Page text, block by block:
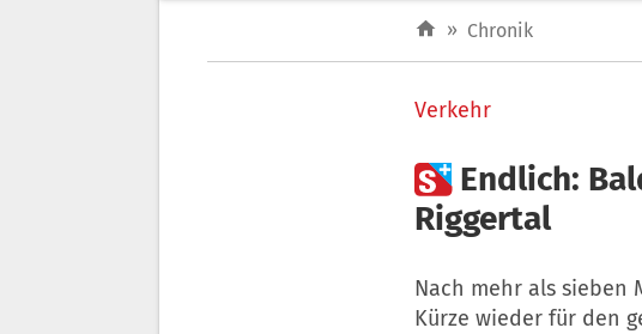
» Chronik
Verkehr
 Endlich:
Riggertal
Nach mehr als sieben
Kürze wieder für den